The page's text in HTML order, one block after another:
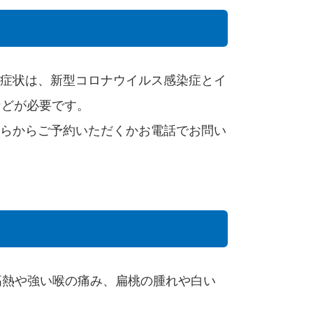
状は、新型コロナウイルス感染症とイ
が必要です。
からご予約いただくかお電話でお問い
や強い喉の痛み、扁桃の腫れや白い